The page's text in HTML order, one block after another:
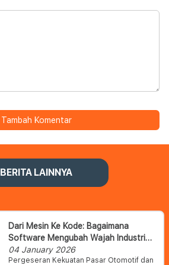
Tambah Komentar
BERITA LAINNYA
Dari Mesin Ke Kode: Bagaimana
Software Mengubah Wajah Industri
Otomotif Dan Daya Saing Pasar
04 January 2026
Pergeseran Kekuatan Pasar Otomotif dan